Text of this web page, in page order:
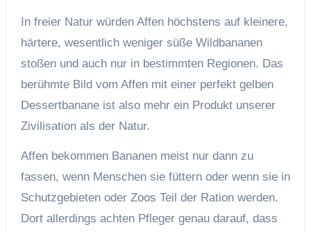
In freier Natur würden Affen höchstens auf kleinere,
härtere, wesentlich weniger süße Wildbananen
stoßen und auch nur in bestimmten Regionen. Das
berühmte Bild vom Affen mit einer perfekt gelben
Dessertbanane ist also mehr ein Produkt unserer
Zivilisation als der Natur.
Affen bekommen Bananen meist nur dann zu
fassen, wenn Menschen sie füttern oder wenn sie in
Schutzgebieten oder Zoos Teil der Ration werden.
Dort allerdings achten Pfleger genau darauf, dass